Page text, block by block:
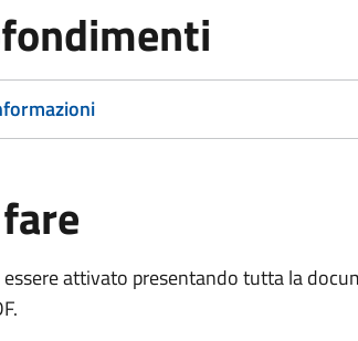
essere attivato presentando tutta la